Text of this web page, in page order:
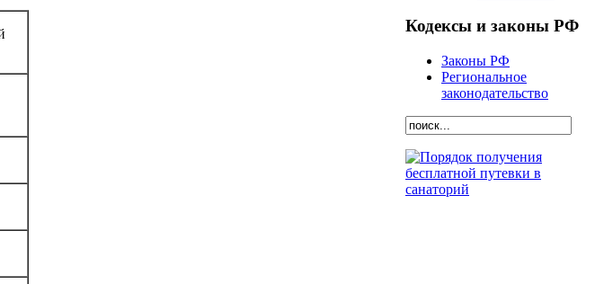
Кодексы и законы РФ
Законы РФ
Региональное
законодательство